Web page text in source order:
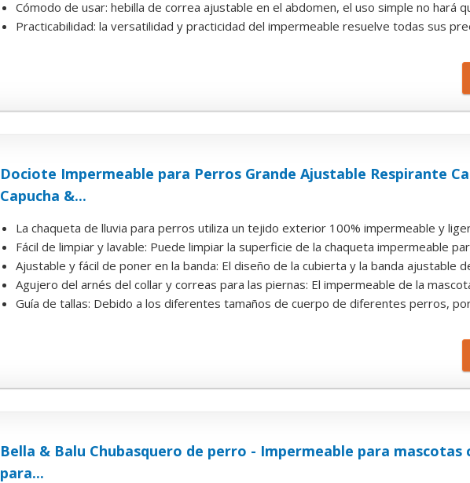
Cómodo de usar: hebilla de correa ajustable en el abdomen, el uso simple no hará
Practicabilidad: la versatilidad y practicidad del impermeable resuelve todas sus
Dociote Impermeable para Perros Grande Ajustable Respirante
Capucha &...
La chaqueta de lluvia para perros utiliza un tejido exterior 100% impermeable y
Fácil de limpiar y lavable: Puede limpiar la superficie de la chaqueta impermeable
Ajustable y fácil de poner en la banda: El diseño de la cubierta y la banda ajustable
Agujero del arnés del collar y correas para las piernas: El impermeable de la
Guía de tallas: Debido a los diferentes tamaños de cuerpo de diferentes perros,
Bella & Balu Chubasquero de perro - Impermeable para
para...